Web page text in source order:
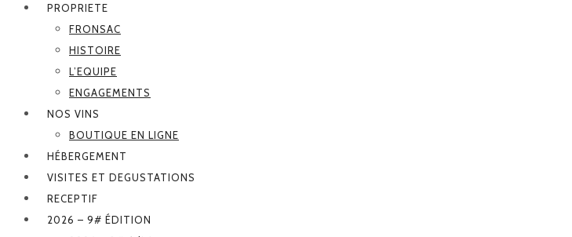
PROPRIETE
FRONSAC
HISTOIRE
L’EQUIPE
ENGAGEMENTS
NOS VINS
BOUTIQUE EN LIGNE
HÉBERGEMENT
VISITES ET DEGUSTATIONS
RECEPTIF
2026 – 9# ÉDITION